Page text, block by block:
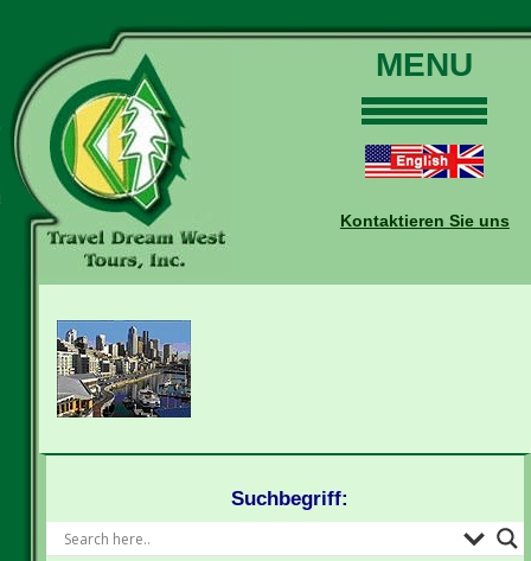
MENU
Touren
Daten und Preise
Buchungen
Kontaktieren Sie uns
Suchbegriff: